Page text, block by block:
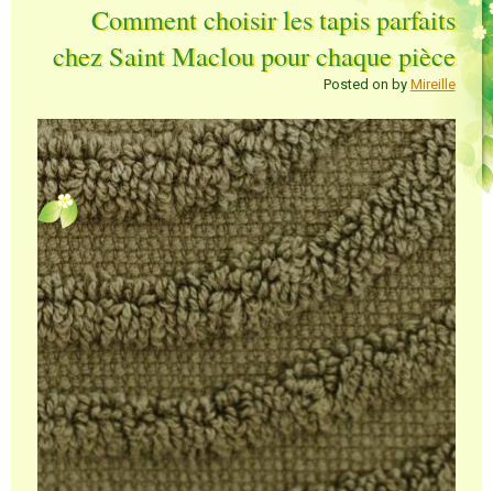
Comment choisir les tapis parfaits
chez Saint Maclou pour chaque pièce
Posted on by Mireille